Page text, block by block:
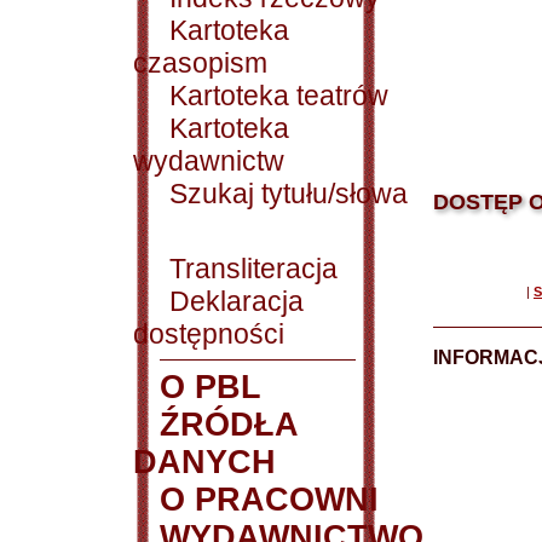
Kartoteka
czasopism
Kartoteka teatrów
Kartoteka
wydawnictw
Szukaj tytułu/słowa
Transliteracja
Deklaracja
dostępności
O PBL
ŹRÓDŁA
DANYCH
O PRACOWNI
DOSTĘP
|